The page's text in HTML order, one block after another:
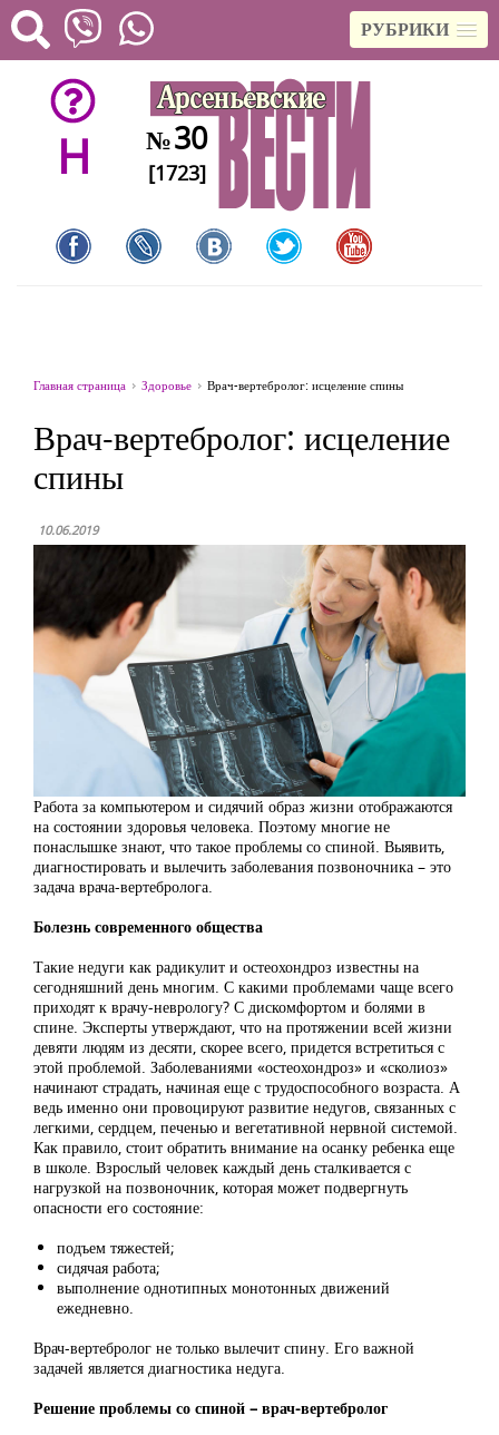
РУБРИКИ
H №30
[1723]
Главная страница Здоровье Врач-вертебролог: исцеление спины
Врач-вертебролог: исцеление
спины
10.06.2019
Работа за компьютером и сидячий образ жизни отображаются
на состоянии здоровья человека. Поэтому многие не
понаслышке знают, что такое проблемы со спиной. Выявить,
диагностировать и вылечить заболевания позвоночника – это
задача врача-вертебролога.
Болезнь современного общества
Такие недуги как радикулит и остеохондроз известны на
сегодняшний день многим. С какими проблемами чаще всего
приходят к врачу-неврологу? С дискомфортом и болями в
спине. Эксперты утверждают, что на протяжении всей жизни
девяти людям из десяти, скорее всего, придется встретиться с
этой проблемой. Заболеваниями «остеохондроз» и «сколиоз»
начинают страдать, начиная еще с трудоспособного возраста. А
ведь именно они провоцируют развитие недугов, связанных с
легкими, сердцем, печенью и вегетативной нервной системой.
Как правило, стоит обратить внимание на осанку ребенка еще
в школе. Взрослый человек каждый день сталкивается с
нагрузкой на позвоночник, которая может подвергнуть
опасности его состояние:
подъем тяжестей;
сидячая работа;
выполнение однотипных монотонных движений
ежедневно.
Врач-вертебролог не только вылечит спину. Его важной
задачей является диагностика недуга.
Решение проблемы со спиной – врач-вертебролог